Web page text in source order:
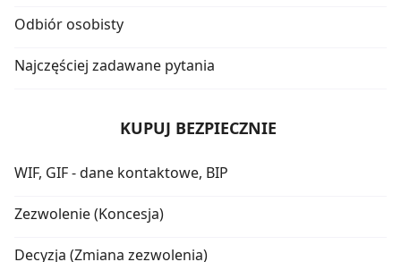
Odbiór osobisty
Najczęściej zadawane pytania
KUPUJ BEZPIECZNIE
WIF, GIF - dane kontaktowe, BIP
Zezwolenie (Koncesja)
Decyzja (Zmiana zezwolenia)